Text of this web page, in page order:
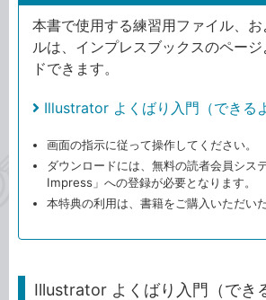
本書で使用する練習用ファイル、お
ルは、インプレスブックスのペー
ドできます。
Illustrator よくばり入門（できる
画面の指示に従って操作してください。
ダウンロードには、無料の読者会員シス
Impress」への登録が必要となります。
本特典の利用は、書籍をご購入いただい
Illustrator よくばり入門（でき